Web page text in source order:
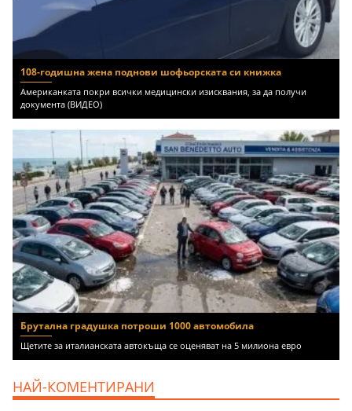
108-годишна жена поднови шофьорската си книжка
Американката покри всички медицински изисквания, за да получи
документа (ВИДЕО)
Брутална градушка потроши 1000 автомобила
Щетите за италианската автокъща се оценяват на 5 милиона евро
НАЙ-КОМЕНТИРАНИ